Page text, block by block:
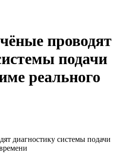
проводят
подачи
реального